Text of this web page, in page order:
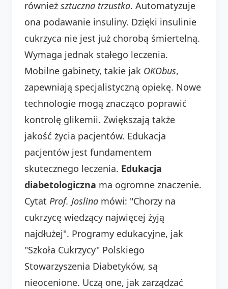
również sztuczna trzustka. Automatyzuje
ona podawanie insuliny. Dzięki insulinie
cukrzyca nie jest już chorobą śmiertelną.
Wymaga jednak stałego leczenia.
Mobilne gabinety, takie jak OKObus,
zapewniają specjalistyczną opiekę. Nowe
technologie mogą znacząco poprawić
kontrolę glikemii. Zwiększają także
jakość życia pacjentów. Edukacja
pacjentów jest fundamentem
skutecznego leczenia. Edukacja
diabetologiczna ma ogromne znaczenie.
Cytat Prof. Joslina mówi: "Chorzy na
cukrzycę wiedzący najwięcej żyją
najdłużej". Programy edukacyjne, jak
"Szkoła Cukrzycy" Polskiego
Stowarzyszenia Diabetyków, są
nieocenione. Uczą one, jak zarządzać